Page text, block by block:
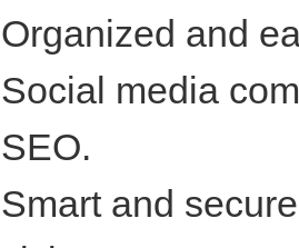
Organized and
Social media
SEO.
Smart and